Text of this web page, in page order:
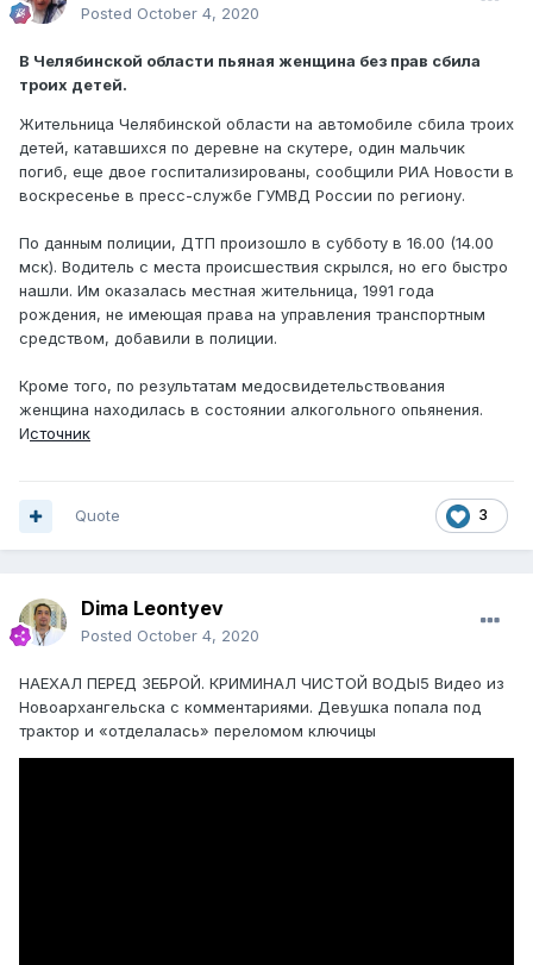
Posted October 4, 2020
В Челябинской области пьяная женщина без прав сбила
троих детей.
Жительница Челябинской области на автомобиле сбила троих
детей, катавшихся по деревне на скутере, один мальчик
погиб, еще двое госпитализированы, сообщили РИА Новости в
воскресенье в пресс-службе ГУМВД России по региону.
По данным полиции, ДТП произошло в субботу в 16.00 (14.00
мск). Водитель с места происшествия скрылся, но его быстро
нашли. Им оказалась местная жительница, 1991 года
рождения, не имеющая права на управления транспортным
средством, добавили в полиции.
Кроме того, по результатам медосвидетельствования
женщина находилась в состоянии алкогольного опьянения.
Источник
3
Quote
Dima Leontyev
Posted October 4, 2020
НАЕХАЛ ПЕРЕД ЗЕБРОЙ. КРИМИНАЛ ЧИСТОЙ ВОДЫ5 Видео из
Новоархангельска с комментариями. Девушка попала под
трактор и «отделалась» переломом ключицы